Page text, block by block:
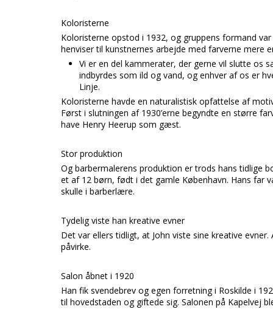
Koloristerne
Koloristerne opstod i 1932, og gruppens formand
henviser til kunstnernes arbejde med farverne mere
Vi er en del kammerater, der gerne vil slutte os
indbyrdes som ild og vand, og enhver af os er
Linje.
Koloristerne havde en naturalistisk opfattelse af
Først i slutningen af 1930’erne begyndte en større
have Henry Heerup som gæst.
Stor produktion
Og barbermalerens produktion er trods hans tidlige
et af 12 børn, født i det gamle København. Hans far
skulle i barberlære.
Tydelig viste han kreative evner
Det var ellers tidligt, at John viste sine kreative
påvirke.
Salon åbnet i 1920
Han fik svendebrev og egen forretning i Roskilde i
til hovedstaden og giftede sig. Salonen på Kapelvej